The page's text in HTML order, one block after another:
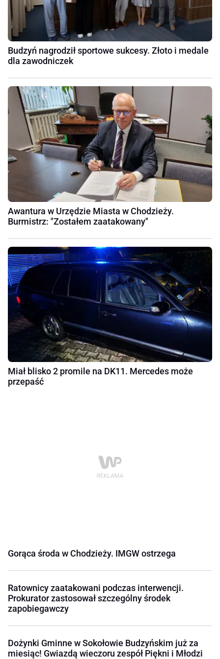
Budzyń nagrodził sportowe sukcesy. Złoto i medale
dla zawodniczek
Awantura w Urzędzie Miasta w Chodzieży.
Burmistrz: "Zostałem zaatakowany"
Miał blisko 2 promile na DK11. Mercedes może
przepaść
Gorąca środa w Chodzieży. IMGW ostrzega
Ratownicy zaatakowani podczas interwencji.
Prokurator zastosował szczególny środek
zapobiegawczy
Dożynki Gminne w Sokołowie Budzyńskim już za
miesiąc! Gwiazdą wieczoru zespół Piękni i Młodzi